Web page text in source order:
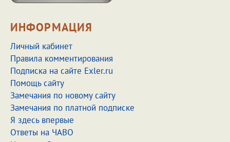
ИНФОРМАЦИЯ
Личный кабинет
Правила комментирования
Подписка на сайте Exler.ru
Помощь сайту
Замечания по новому сайту
Замечания по платной подписке
Я здесь впервые
Ответы на ЧАВО